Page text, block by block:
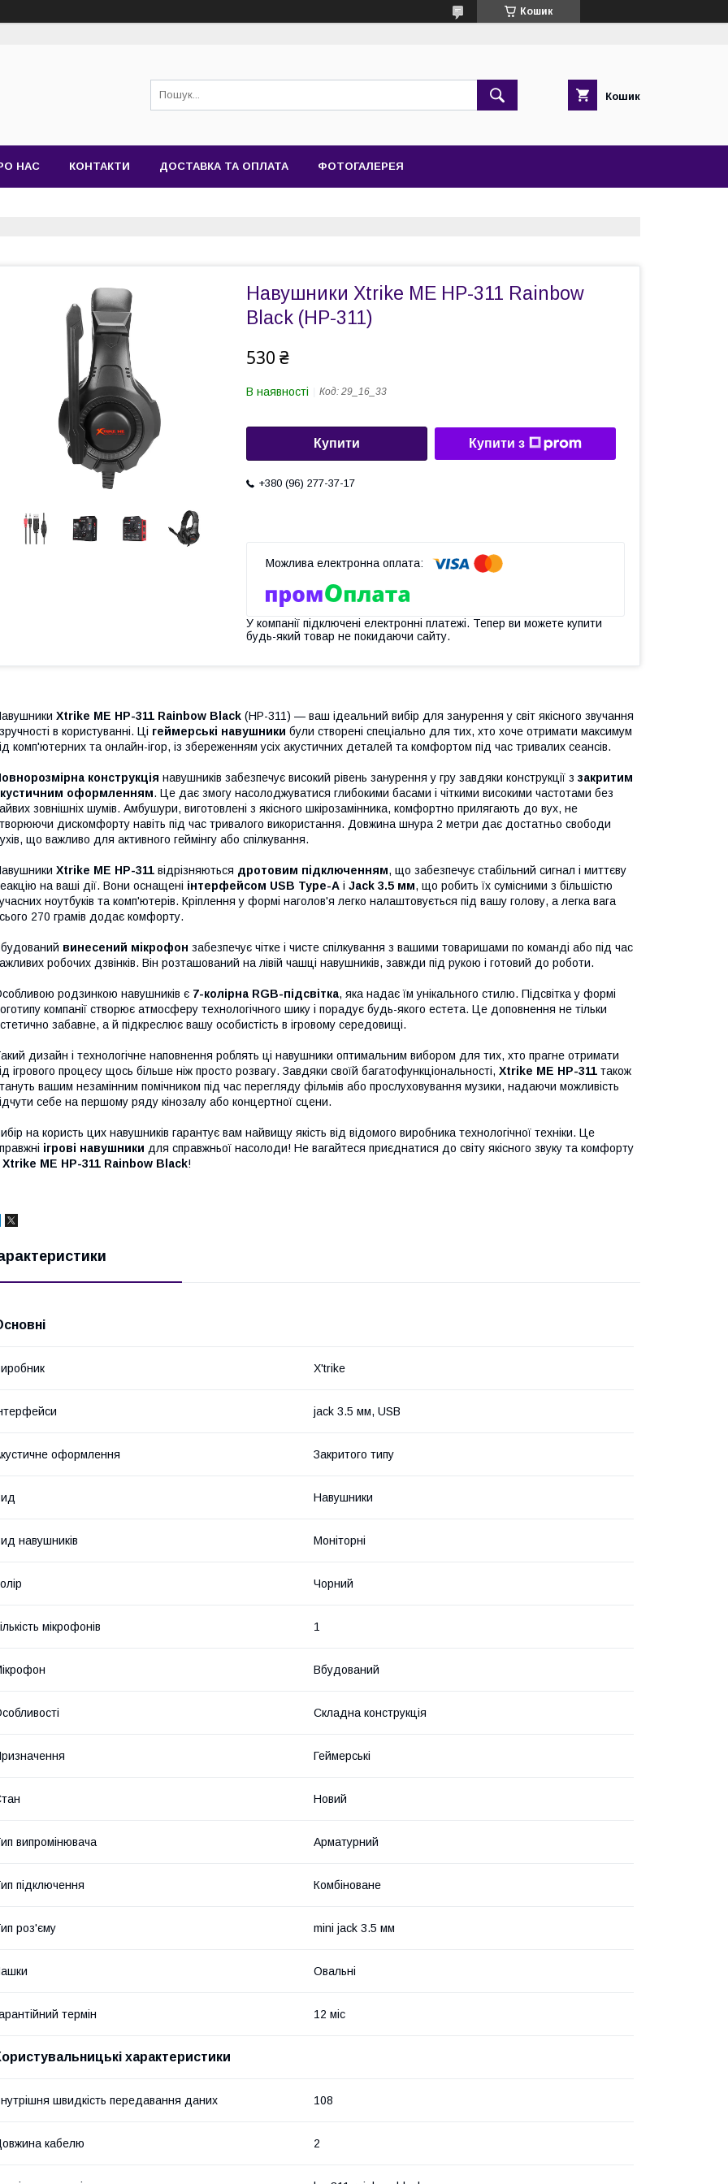
Кошик
Кошик
НАС КОНТАКТИ ДОСТАВКА ТА ОПЛАТА ФОТОГАЛЕРЕЯ
Навушники Xtrike ME HP-311 Rainbow
Black (HP-311)
530 ₴
В наявності Код: 29_16_33
Купити Купити з
+380 (96) 277-37-17
У компанії підключені електронні платежі. Тепер ви можете купити
будь-який товар не покидаючи сайту.
Xtrike ME HP-311 Rainbow Black (HP-311) — ваш ідеальний вибір для занурення у світ якісного звучання
в користуванні. Ці геймерські навушники були створені спеціально для тих, хто хоче отримати максимум
комп'ютерних та онлайн-ігор, із збереженням усіх акустичних деталей та комфортом під час тривалих сеансів.
конструкція навушників забезпечує високий рівень занурення у гру завдяки конструкції з закритим
оформленням. Це дає змогу насолоджуватися глибокими басами і чіткими високими частотами без
зовнішніх шумів. Амбушури, виготовлені з якісного шкірозамінника, комфортно прилягають до вух, не
дискомфорту навіть під час тривалого використання. Довжина шнура 2 метри дає достатньо свободи
що важливо для активного геймінгу або спілкування.
Xtrike ME HP-311 відрізняються дротовим підключенням, що забезпечує стабільний сигнал і миттєву
на ваші дії. Вони оснащені інтерфейсом USB Type-A і Jack 3.5 мм, що робить їх сумісними з більшістю
ноутбуків та комп'ютерів. Кріплення у формі наголов'я легко налаштовується під вашу голову, а легка вага
270 грамів додає комфорту.
винесений мікрофон забезпечує чітке і чисте спілкування з вашими товаришами по команді або під час
робочих дзвінків. Він розташований на лівій чашці навушників, завжди під рукою і готовий до роботи.
родзинкою навушників є 7-колірна RGB-підсвітка, яка надає їм унікального стилю. Підсвітка у формі
компанії створює атмосферу технологічного шику і порадує будь-якого естета. Це доповнення не тільки
забавне, а й підкреслює вашу особистість в ігровому середовищі.
дизайн і технологічне наповнення роблять ці навушники оптимальним вибором для тих, хто прагне отримати
ігрового процесу щось більше ніж просто розвагу. Завдяки своїй багатофункціональності, Xtrike ME HP-311 також
вашим незамінним помічником під час перегляду фільмів або прослуховування музики, надаючи можливість
себе на першому ряду кінозалу або концертної сцени.
на користь цих навушників гарантує вам найвищу якість від відомого виробника технологічної техніки. Це
ігрові навушники для справжньої насолоди! Не вагайтеся приєднатися до світу якісного звуку та комфорту
Xtrike ME HP-311 Rainbow Black!
X'trike
jack 3.5 мм, USB
оформлення Закритого типу
Навушники
навушників Моніторні
Чорний
мікрофонів 1
Вбудований
Складна конструкція
Геймерські
Новий
випромінювача Арматурний
підключення Комбіноване
роз'єму mini jack 3.5 мм
Овальні
термін 12 міс
характеристики
швидкість передавання даних 108
кабелю 2